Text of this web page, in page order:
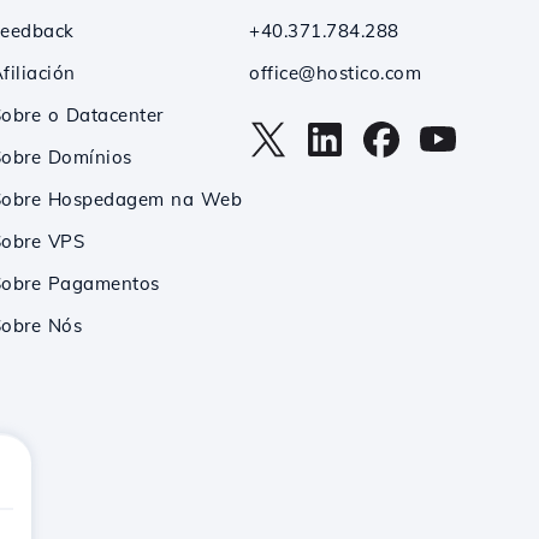
o Datacenter
Domínios
Hospedagem na Web
VPS
Pagamentos
Nós
+40.371.784.288
office@hostico.com